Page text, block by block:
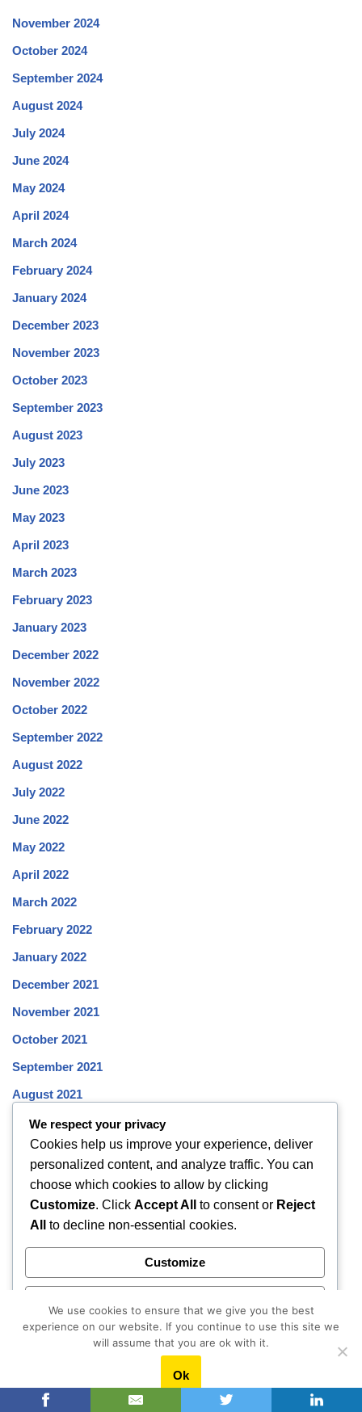
November 2024
October 2024
September 2024
August 2024
July 2024
June 2024
May 2024
April 2024
March 2024
February 2024
January 2024
December 2023
November 2023
October 2023
September 2023
August 2023
July 2023
June 2023
May 2023
April 2023
March 2023
February 2023
January 2023
December 2022
November 2022
October 2022
September 2022
August 2022
July 2022
June 2022
May 2022
April 2022
March 2022
February 2022
January 2022
December 2021
November 2021
October 2021
September 2021
August 2021
July 2021
June 2021
May 2021
April 2021
March 2021
January 2021
December 2020
November 2020
September 2020
We respect your privacy
Cookies help us improve your experience, deliver
personalized content, and analyze traffic. You can
choose which cookies to allow by clicking
Customize. Click Accept All to consent or Reject
All
to decline non-essential cookies.
Customize
Accept All
We use cookies to ensure that we give you the best
experience on our website. If you continue to use this site we
will assume that you are ok with it.
Ok